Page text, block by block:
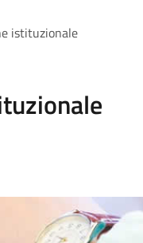
istituzionale